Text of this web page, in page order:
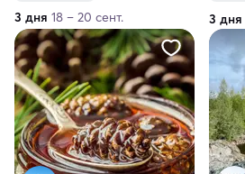
3 дня 18 – 20 сент. 3 дня